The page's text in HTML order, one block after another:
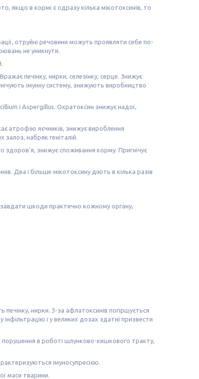
якщо в кормі є одразу кілька мікотоксинів, то
отруйні речовини можуть проявляти себе по-
не уникнути.
печінку, нирки, селезінку, серце. Знижує
імунну систему, знижують виробництво
і Aspergillus. Охратоксин знижує надої,
атрофію яєчників, знижує вироблення
набряк геніталій.
знижує споживання корму. Пригнічує
Два і більше мікотоксину діють в кілька разів
завдати шкоди практично кожному органу,
нирки. З-за афлатоксинів погіршується
і у великих дозах здатні призвести
в роботі шлунково-кишкового тракту,
імуносупресією.
маси тварини.